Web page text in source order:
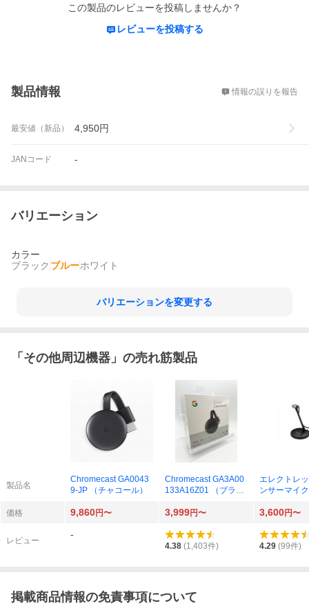
この製品のレビューを投稿しませんか？
レビューを投稿する
製品情報 情報の誤りを報告
最安値（新品） 4,950円
JANコード -
バリエーション
カラー
ブラック ブルーホワイト
バリエーションを変更する
「 その他周辺機器 」の売れ筋製品
製品名
Chromecast GA0043
9-JP （チャコール）
Chromecast GA3A00
133A16Z01 （ブラッ
エレクトレ
ンサーマイ
価格
9,860円〜 3,999円〜 3,600円〜
レビュー
-
4.38 (1,403件) 4.29 (99件)
掲載商品情報の免責事項について